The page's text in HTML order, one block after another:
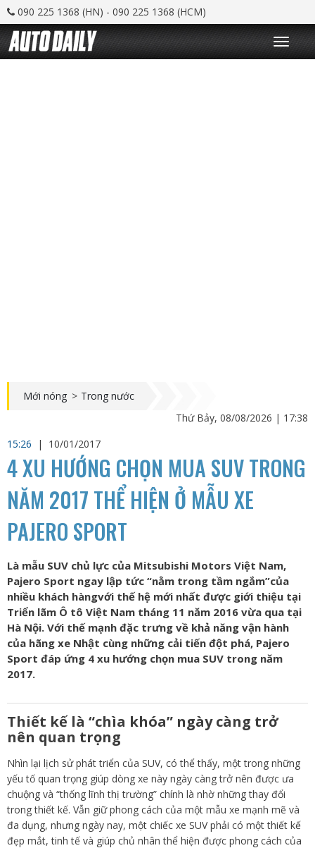
090 225 1368 (HN) - 090 225 1368 (HCM)
T
o
g
Mới nóng > Trong nước
Thứ Bảy, 08/08/2026 | 17:38
15:26
| 10/01/2017
4 XU HƯỚNG CHỌN MUA SUV TRONG
NĂM 2017 THỂ HIỆN Ở MẪU XE
PAJERO SPORT
Là mẫu SUV chủ lực của Mitsubishi Motors Việt Nam,
Pajero Sport ngay lập tức “nằm trong tầm ngắm”của
nhiều khách hàngvới thế hệ mới nhất được giới thiệu tại
Triển lãm Ô tô Việt Nam tháng 11 năm 2016 vừa qua tại
Hà Nội. Với thế mạnh đặc trưng về khả năng vận hành
của hãng xe Nhật cùng những cải tiến đột phá, Pajero
Sport đáp ứng 4 xu hướng chọn mua SUV trong năm
2017.
Thiết kếlà “chìa khóa” ngày càng trở
nên quan trọng
Nhìn lại lịch sử phát triển của SUV, có thể thấy, một trong những
yếu tố quan trọng giúp dòng xe này ngày càng trở nên được ưa
chuộng và “thống lĩnh thị trường” chính là nhờ những thay đổi
trong thiết kế. Vẫn giữ phong cách của một mẫu xe mạnh mẽ và
đa dụng, nhưng ngày nay, một chiếc xe SUV phải có một thiết kế
đẹp mắt, tinh tế và giúp chủ nhân thể hiện được phong cách của